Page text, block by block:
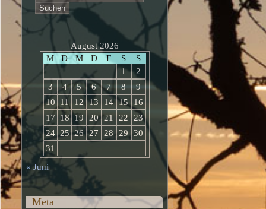
nach:
August 2026
M
D M D F S
S
1
2
3
4 5 6 7 8
9
10
11 12 13 14 15
16
17
18 19 20 21 22
23
24 25 26 27 28 29
30
31
« Juni
Meta